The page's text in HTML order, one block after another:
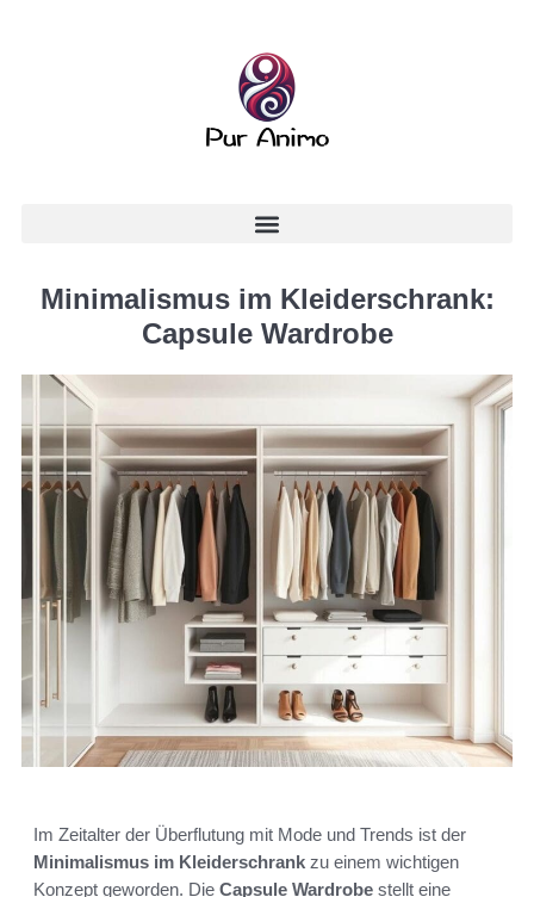
Minimalismus im Kleiderschrank:
Capsule Wardrobe
Im Zeitalter der Überflutung mit Mode und Trends ist der
Minimalismus im Kleiderschrank zu einem wichtigen
Konzept geworden. Die Capsule Wardrobe stellt eine